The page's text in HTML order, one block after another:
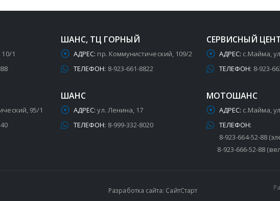
1
95/1
ШАНС, ТЦ ГОРНЫЙ
АДРЕС: пр. Коммунистический, 109/2
ТЕЛЕФОН: 8-923-661-8822
ШАНС
АДРЕС: ул. Ленина, 17
ТЕЛЕФОН: 8-999-332-8020
СЕРВИСНЫЙ
АДРЕС: с.Майма,
ТЕЛЕФОН: 8-923-
МОТОШАНС
АДРЕС: с.Майма,
ТЕЛЕФОН:
8-923-664-52-88
8-923-666-52-88
Разработка сайта: СайтСтарт